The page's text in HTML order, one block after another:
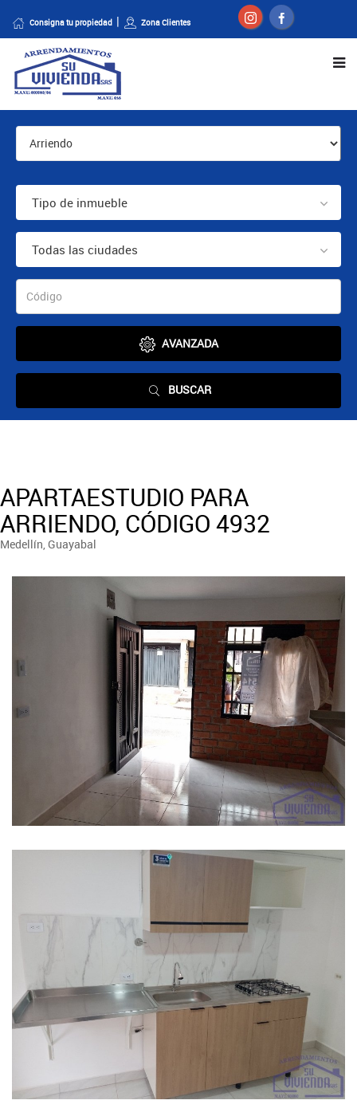
Consigna tu propiedad Zona Clientes
Tipo de inmueble
Todas las ciudades
AVANZADA
BUSCAR
APARTAESTUDIO PARA
ARRIENDO, CÓDIGO 4932
Medellín, Guayabal